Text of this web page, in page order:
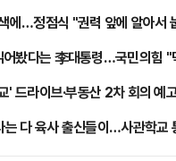
에…정점식 "권력 앞에 알아서
어봤다는 李대통령…국민의힘 "
' 드라이브·부동산 2차 회의
다 육사 출신들이…사관학교